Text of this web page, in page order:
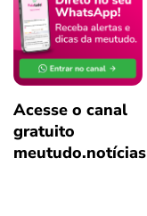
Acesse o canal
gratuito
meutudo.notícias